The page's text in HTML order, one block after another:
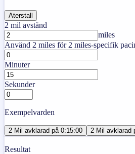
Aterstall
2 mil avstånd
miles
Använd 2 miles för 2 miles-specifik
Minuter
Sekunder
Exempelvarden
2 Mil avklarad på 0:15:00 2 Mil avklarad
Resultat